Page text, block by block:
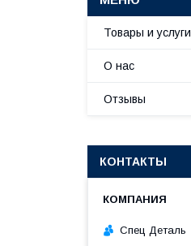
Товары и услуги
О нас
Отзывы
КОНТАКТЫ
Спец Деталь